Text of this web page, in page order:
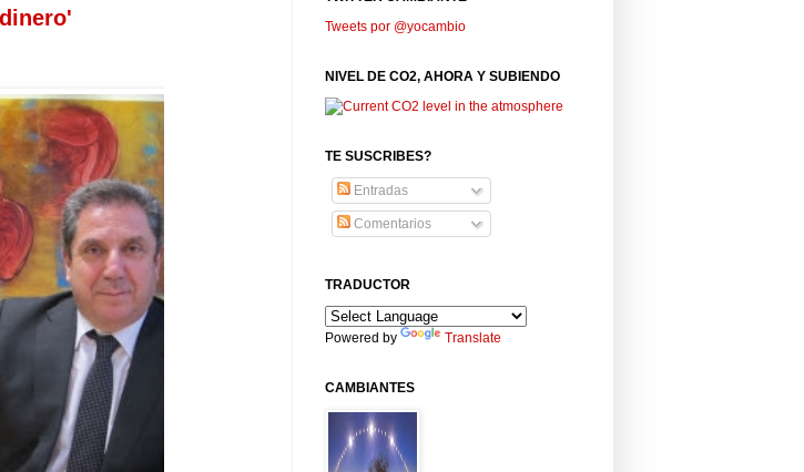
Tweets por @yocambio
NIVEL DE CO2, AHORA Y SUBIENDO
TE SUSCRIBES?
Entradas
Comentarios
TRADUCTOR
Powered by Translate
CAMBIANTES